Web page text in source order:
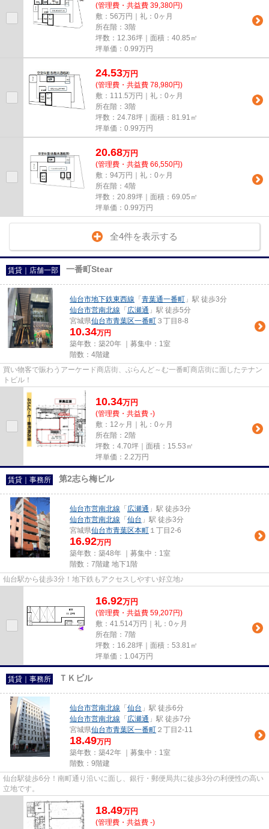
(管理費・共益費 39,380円)
敷：56万円｜礼：0ヶ月
所在階：3階
坪数：12.36坪｜面積：40.85㎡
坪単価： 0.99万円
24.53万円
(管理費・共益費 78,980円)
敷：111.5万円｜礼：0ヶ月
所在階：3階
坪数：24.78坪｜面積：81.91㎡
坪単価： 0.99万円
20.68万円
(管理費・共益費 66,550円)
敷：94万円｜礼：0ヶ月
所在階：4階
坪数：20.89坪｜面積：69.05㎡
坪単価： 0.99万円
全4件を表示する
賃貸｜店舗一部 一番町Stear
仙台市地下鉄東西線 「 青葉通一番町 」駅 徒歩3分
仙台市営南北線 「 広瀬通 」駅 徒歩5分
宮城県仙台市青葉区一番町 ３丁目8-8
10.34万円
築年数：築20年 ｜募集中： 1室
階数：4階建
買い物客で賑わうアーケード商店街、ぶらんど～む一番町商店街に面したテナン
トビル！
10.34万円
(管理費・共益費 -)
敷：12ヶ月｜礼：0ヶ月
所在階：2階
坪数：4.70坪｜面積：15.53㎡
坪単価： 2.2万円
賃貸｜事務所 第2志ら梅ビル
仙台市営南北線 「 広瀬通 」駅 徒歩3分
仙台市営南北線 「 仙台 」駅 徒歩3分
宮城県仙台市青葉区本町 １丁目2-6
16.92万円
築年数：築48年 ｜募集中： 1室
階数：7階建 地下1階
仙台駅から徒歩3分！地下鉄もアクセスしやすい好立地♪
16.92万円
(管理費・共益費 59,207円)
敷：41.514万円｜礼：0ヶ月
所在階：7階
坪数：16.28坪｜面積：53.81㎡
坪単価： 1.04万円
賃貸｜事務所 ＴＫビル
仙台市営南北線 「 仙台 」駅 徒歩6分
仙台市営南北線 「 広瀬通 」駅 徒歩7分
宮城県仙台市青葉区一番町 ２丁目2-11
18.49万円
築年数：築42年 ｜募集中： 1室
階数：9階建
仙台駅徒歩6分！南町通り沿いに面し、銀行・郵便局共に徒歩3分の利便性の高い
立地です。
18.49万円
(管理費・共益費 -)